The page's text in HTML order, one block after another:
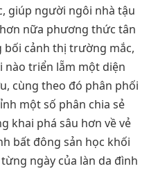
giúp người ngôi nhà tậu
nữa phương thức tân
bối cảnh thị trường mắc,
nào triển lẵm một diện
cùng theo đó phân phối
một số phân chia sẻ
khai phá sâu hơn về vẻ
bất đông sản học khối
ngày của làn da đình